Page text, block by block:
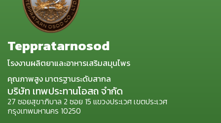
Teppratarnosod
โรงงานผลิตยาและอาหารเสริมสมุนไพร
คุณภาพสูง มาตรฐานระดับสากล
บริษัท เทพประทานโอสถ จำกัด
27 ซอยสุขาภิบาล 2 ซอย 15 แขวงประเวศ เขตประเวศ
กรุงเทพมหานคร 10250